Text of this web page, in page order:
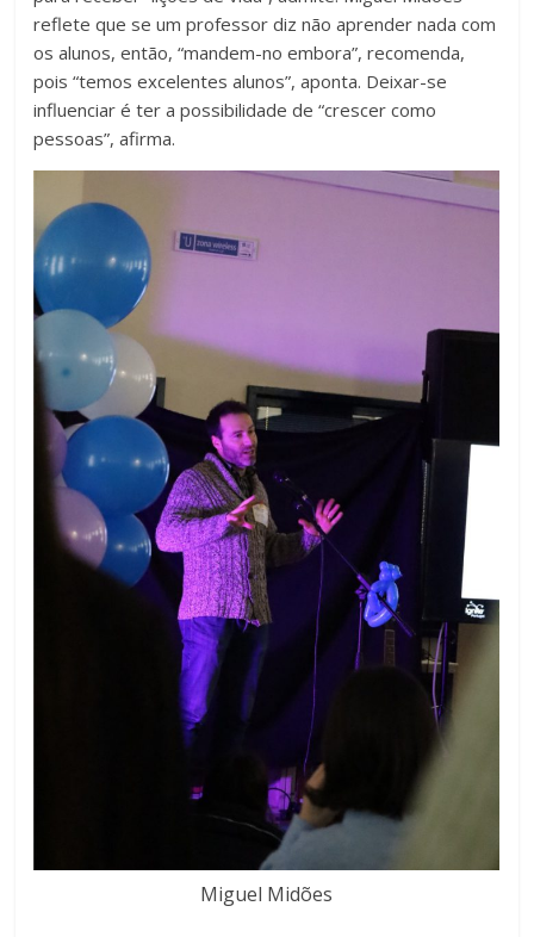
reflete que se um professor diz não aprender nada com
os alunos, então, “mandem-no embora”, recomenda,
pois “temos excelentes alunos”, aponta. Deixar-se
influenciar é ter a possibilidade de “crescer como
pessoas”, afirma.
Miguel Midões